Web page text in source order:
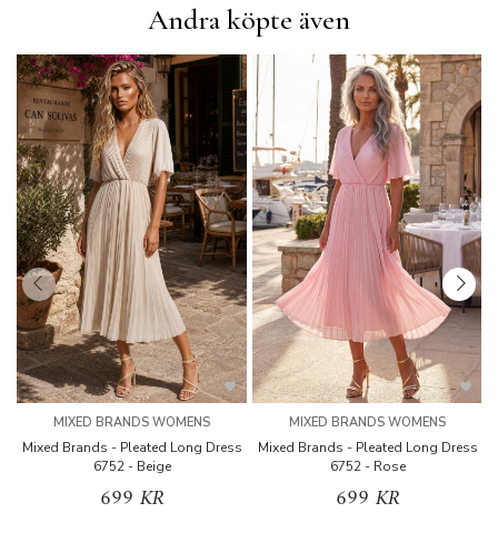
Andra köpte även
MIXED BRANDS WOMENS
Mixed Brands - Pleated Long Dress
6752 - Beige
699 KR
MIXED BRANDS WOMENS
Mixed Brands - Pleated Long Dress
6752 - Rose
699 KR